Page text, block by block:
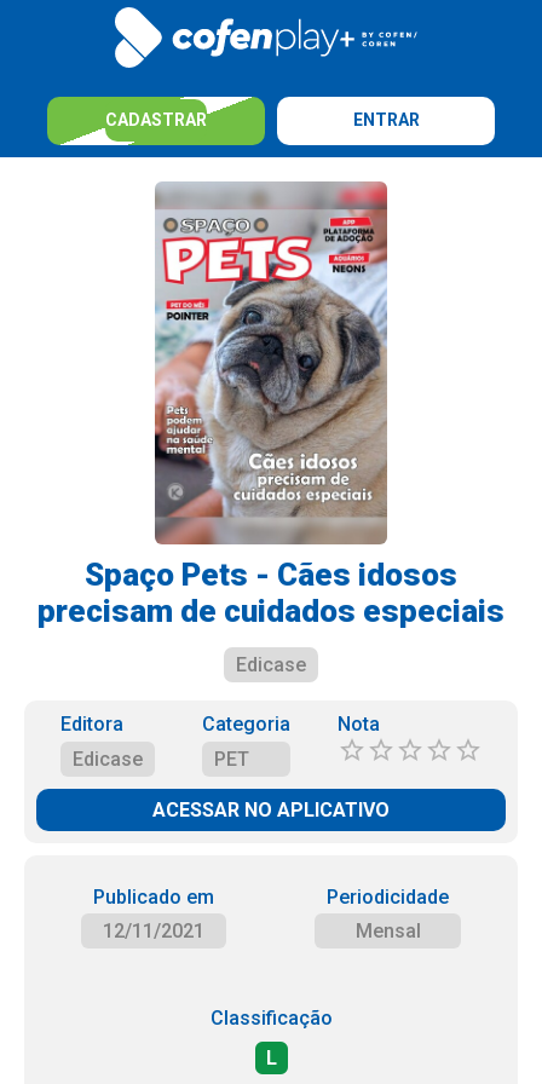
CADASTRAR ENTRAR
Spaço Pets - Cães idosos
precisam de cuidados especiais
Edicase
Editora
Edicase
Categoria
PET
Nota
ACESSAR NO APLICATIVO
Publicado em
12/11/2021
Periodicidade
Mensal
Classificação
L